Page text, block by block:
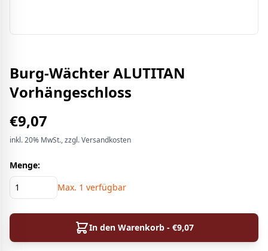
Burg-Wächter ALUTITAN
Vorhängeschloss
€9,07
inkl.20% MwSt., zzgl. Versandkosten
Menge:
Max. 1 verfügbar
In den Warenkorb - €9,07